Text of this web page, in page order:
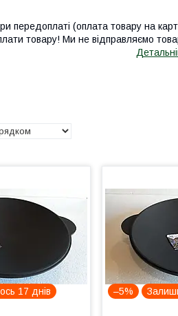
передоплаті (оплата товару на
товару! Ми не відправляємо
17 днів –5%